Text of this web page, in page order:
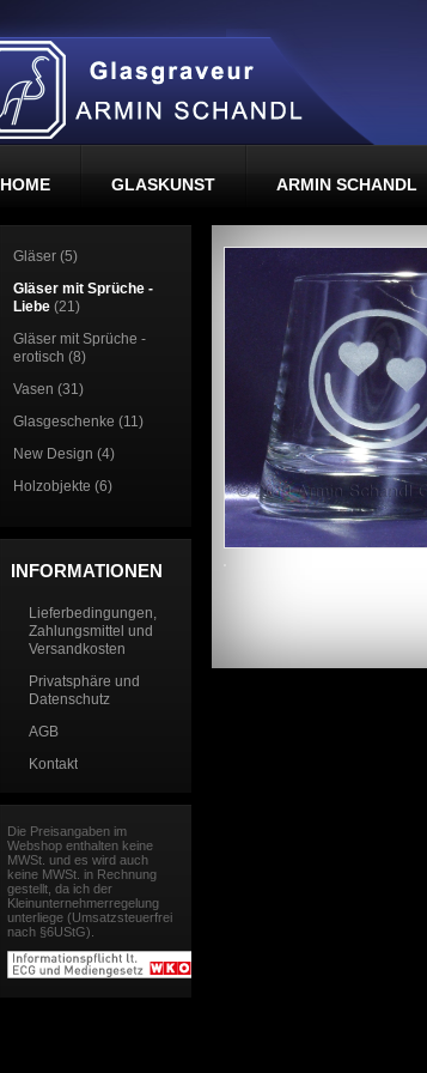
HOME GLASKUNST ARMIN SCHANDL
Gläser (5)
Gläser mit Sprüche -
Liebe (21)
Gläser mit Sprüche -
erotisch (8)
Vasen (31)
Glasgeschenke (11)
New Design (4)
Holzobjekte (6)
INFORMATIONEN
Lieferbedingungen,
Zahlungsmittel und
Versandkosten
Privatsphäre und
Datenschutz
AGB
Kontakt
Die Preisangaben im
Webshop enthalten keine
MWSt. und es wird auch
keine MWSt. in Rechnung
gestellt, da ich der
Kleinunternehmerregelung
unterliege (Umsatzsteuerfrei
nach §6UStG).